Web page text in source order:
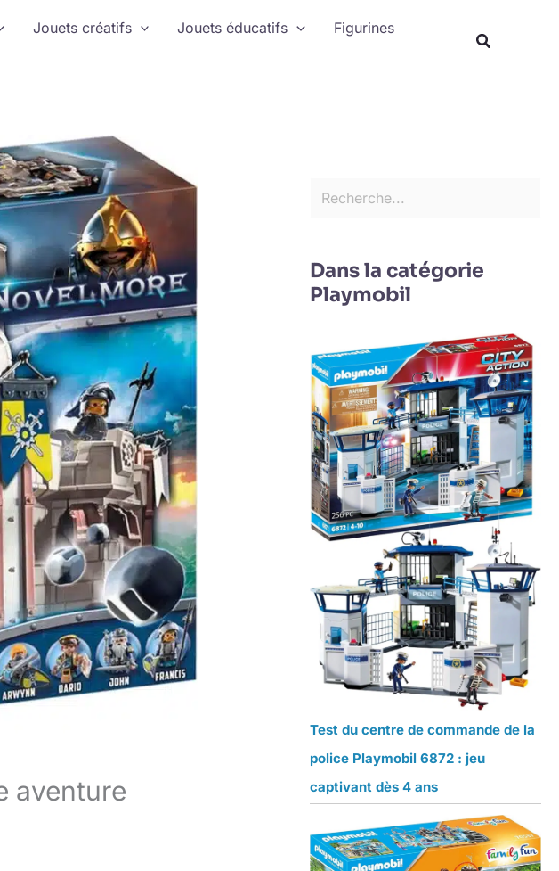
Jouets créatifs Jouets éducatifs
Figurines
aventure
Dans la catégorie
Playmobil
Test du centre de commande de la
police Playmobil 6872 : jeu
captivant dès 4 ans